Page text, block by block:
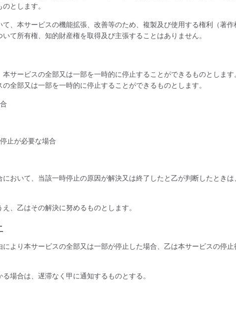
とします。
、本サービスの機能拡張、改善等のため、複製及び使用する権利（著作
て所有権、知的財産権を取得及び主張することはありません。
サービスの全部又は一部を一時的に停止することができるものとしま
全部又は一部を一時的に停止することができるものとします。
止が必要な場合
おいて、当該一時停止の原因が解決又は終了したと乙が判断したとき
、乙はその解決に努めるものとします。
より本サービスの全部又は一部が停止した場合、乙は本サービスの停
場合は、遅滞なく甲に通知するものとする。